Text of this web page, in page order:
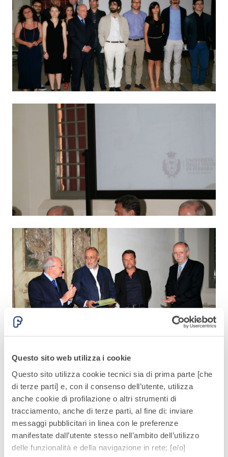
Questo sito web utilizza i cookie
Questo sito utilizza cookie tecnici sia di prima parte [che
di terze parti] e, con il consenso dell’utente, utilizza
anche cookie di profilazione o altri strumenti di
tracciamento, anche di terze parti, al fine di: inviare
messaggi pubblicitari in linea con le preferenze
manifestate dall’utente stesso nell’ambito dell’utilizzo
delle funzionalità e della navigazione in rete; [e/o]
Mostra di più
alleggeriti